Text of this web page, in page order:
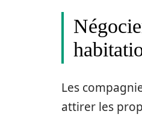
Les
attirer les